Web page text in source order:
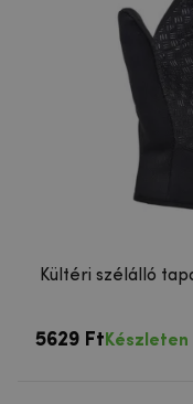
Kültéri szélálló
5629 Ft Készleten